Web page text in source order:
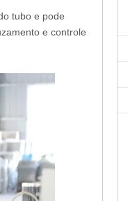
tubo e pode
e controle